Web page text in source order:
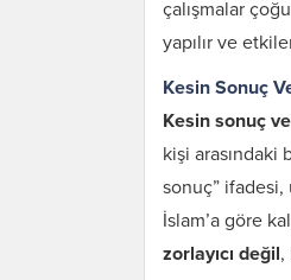
çalışmalar
yapılır ve
Kesin Sonuç
Kesin sonuç
kişi arasındaki
sonuç” ifadesi,
İslam’a göre
zorlayıcı değil,